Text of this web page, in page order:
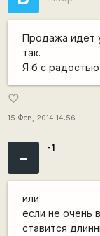
Продажа идет
так.
Я б с
favorite_border
15 Фев, 2014 14:56
- -1
или
если не очень
ставится